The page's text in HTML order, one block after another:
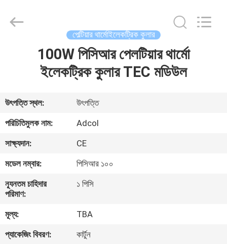
ভিডিও
আমাদের
সম্পর্কে
ভ্রমণ
পেল্টিয়ার থার্মোইলেকট্রিক কুলার
100W পিসিআর পেলটিয়ার থার্মো
ইলেকট্রিক কুলার TEC মডিউল
উৎপত্তি স্থল:
উৎপত্তি
পরিচিতিমুলক নাম:
Adcol
সাক্ষ্যদান:
CE
মডেল নম্বার:
পিসিআর ১০০
ন্যূনতম চাহিদার
পরিমাণ:
১ পিসি
মূল্য:
TBA
প্যাকেজিং বিবরণ:
কার্টুন